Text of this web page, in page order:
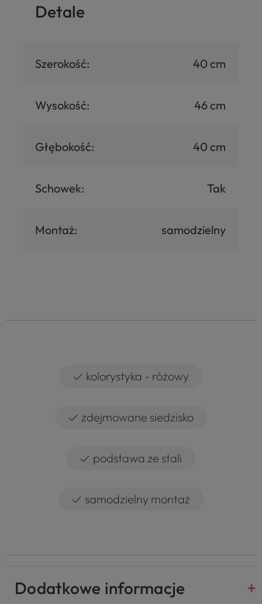
Detale
Szerokość: 40 cm
Wysokość: 46 cm
Głębokość: 40 cm
Schowek: Tak
Montaż: samodzielny
✓ kolorystyka - różowy
✓ zdejmowane siedzisko
✓ podstawa ze stali
✓ samodzielny montaż
Dodatkowe informacje